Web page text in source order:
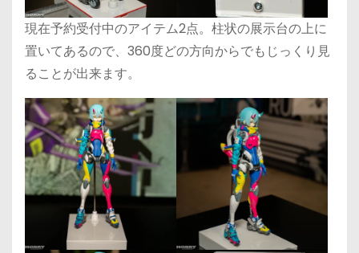
現在予約受付中のアイテム2点。柱状の展示台の上に
置いてあるので、360度どの方向からでもじっくり見
ることが出来ます。